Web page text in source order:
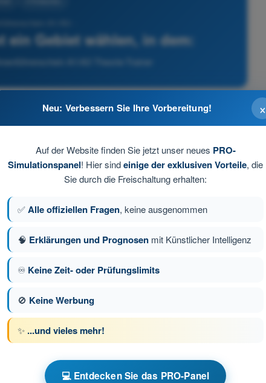
ein Gebiet wählen, in dem:
A1/A3 Theorie-Trainer
ist, unbeteiligte Personen zu gefährden.
ist.
41 von 44 Nächste Frage
Drohnenführerschein A1/A3
×
Neu: Verbessern Sie Ihre Vorbereitung!
Auf der Website finden Sie jetzt unser neues PRO-
Simulationspanel! Hier sindeinige der exklusiven Vorteile, die
Sie durch die Freischaltung erhalten:
✅Alle offiziellen Fragen, keine ausgenommen
🧠 Erklärungen und Prognosen mit Künstlicher Intelligenz
♾️ Keine Zeit- oder Prüfungslimits
🚫 Keine Werbung
✨ ...und vieles mehr!
💻 Entdecken Sie das PRO-Panel